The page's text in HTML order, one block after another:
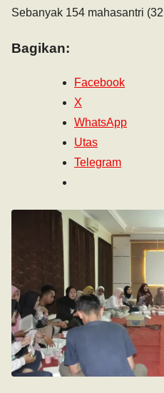
Sebanyak 154 mahasantri
Bagikan:
Facebook
X
WhatsApp
Utas
Telegram